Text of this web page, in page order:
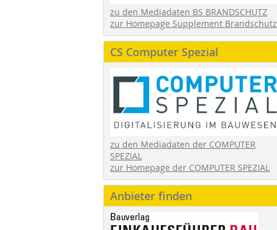
zu den Mediadaten BS BRANDSCHUTZ
zur Homepage Supplement Brandschutz
CS Computer Spezial
zu den Mediadaten der COMPUTER
SPEZIAL
zur Homepage der COMPUTER SPEZIAL
Anbieter finden